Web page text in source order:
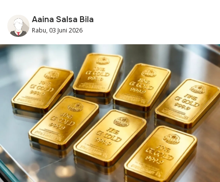
Aaina Salsa Bila
Rabu, 03 Juni 2026